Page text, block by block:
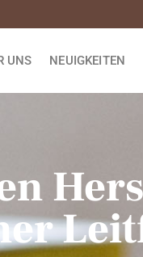
UNS NEUIGKEITEN